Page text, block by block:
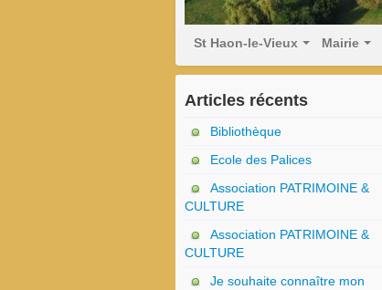
St Haon-le-Vieux Mairie
Articles récents
Bibliothèque
Ecole des Palices
Association PATRIMOINE &
CULTURE
Association PATRIMOINE &
CULTURE
Je souhaite connaître mon